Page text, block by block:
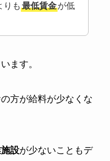
りも 最低賃金が低
ます。
方が給料が少なくな
設が少ないこともデ